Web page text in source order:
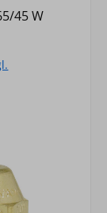
45 W